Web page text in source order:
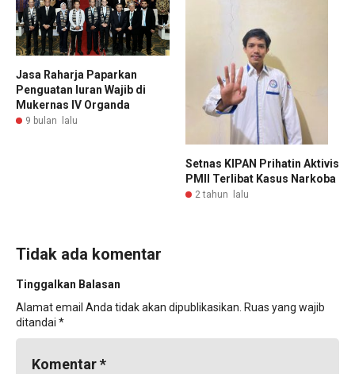
Jasa Raharja Paparkan
Penguatan Iuran Wajib di
Mukernas IV Organda
9 bulan lalu
Setnas KIPAN Prihatin Aktivis
PMII Terlibat Kasus Narkoba
2 tahun lalu
Tidak ada komentar
Tinggalkan Balasan
Alamat email Anda tidak akan dipublikasikan. Ruas yang wajib
ditandai *
Komentar*